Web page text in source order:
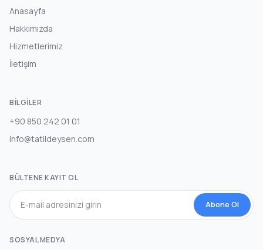
Anasayfa
Hakkımızda
Hizmetlerimiz
İletişim
BILGILER
+90 850 242 01 01
info@tatildeysen.com
BÜLTENE KAYIT OL
Abone Ol
SOSYAL MEDYA